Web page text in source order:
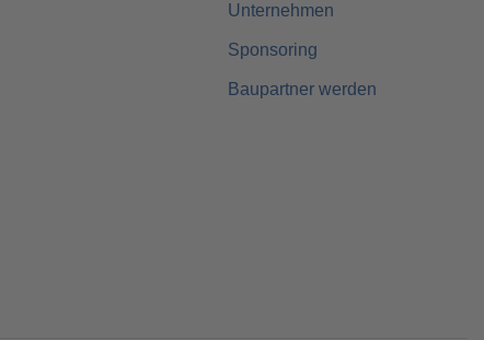
Unternehmen
Sponsoring
Baupartner werden